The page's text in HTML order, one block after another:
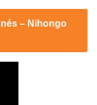
– Nihongo